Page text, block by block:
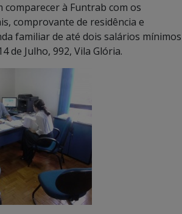
comparecer à Funtrab com os
comprovante de residência e
familiar de até dois salários mínimos
de Julho, 992, Vila Glória.